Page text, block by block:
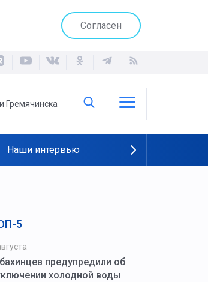
Согласен
Гремячинска
Наши интервью
5
предупредили об
холодной воды